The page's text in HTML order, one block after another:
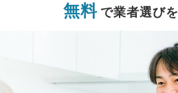
無料 で業者選びを